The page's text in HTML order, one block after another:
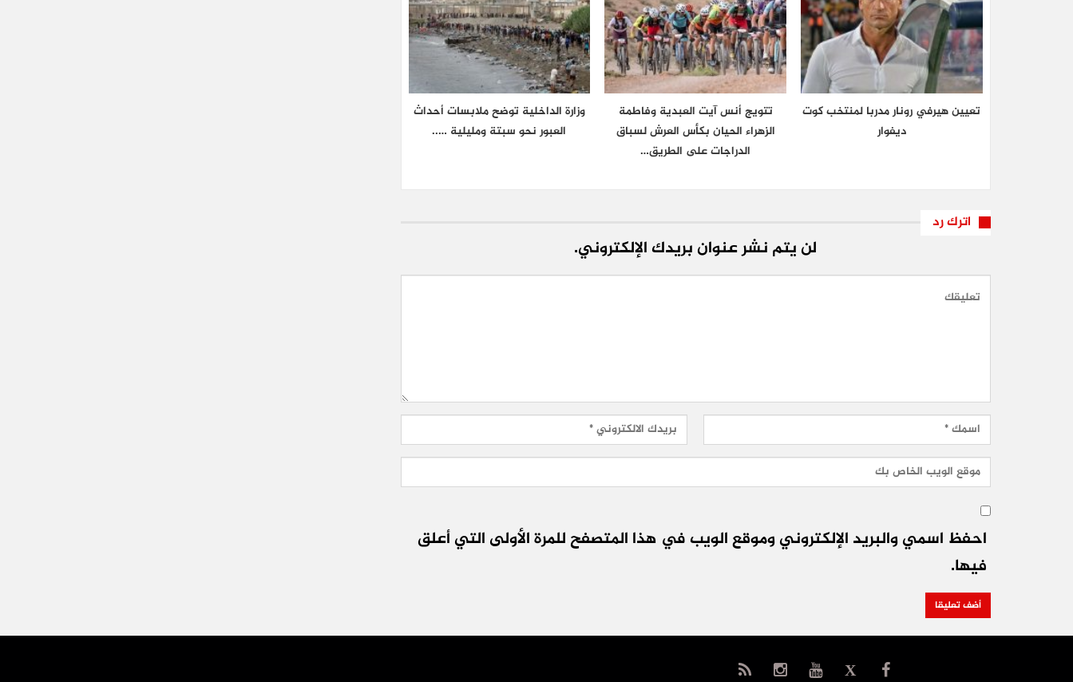
تعيين هيرفي رونار مدربا لمنتخب كوت
ديفوار
تتويج أنس آيت العبدية وفاطمة
الزهراء الحيان بكأس العرش لسباق
الدراجات على الطريق…
وزارة الداخلية توضح ملابسات أحداث
العبور نحو سبتة ومليلية …..
اترك رد
لن يتم نشر عنوان بريدك الإلكتروني.
احفظ اسمي والبريد الإلكتروني وموقع الويب في هذا المتصفح للمرة الأولى التي أعلق
فيها.